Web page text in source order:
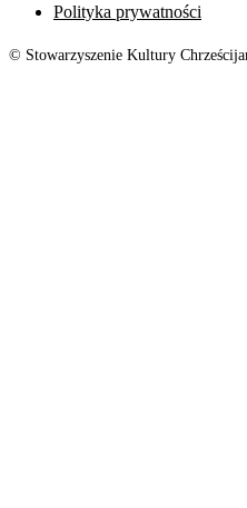
Polityka prywatności
© Stowarzyszenie Kultury